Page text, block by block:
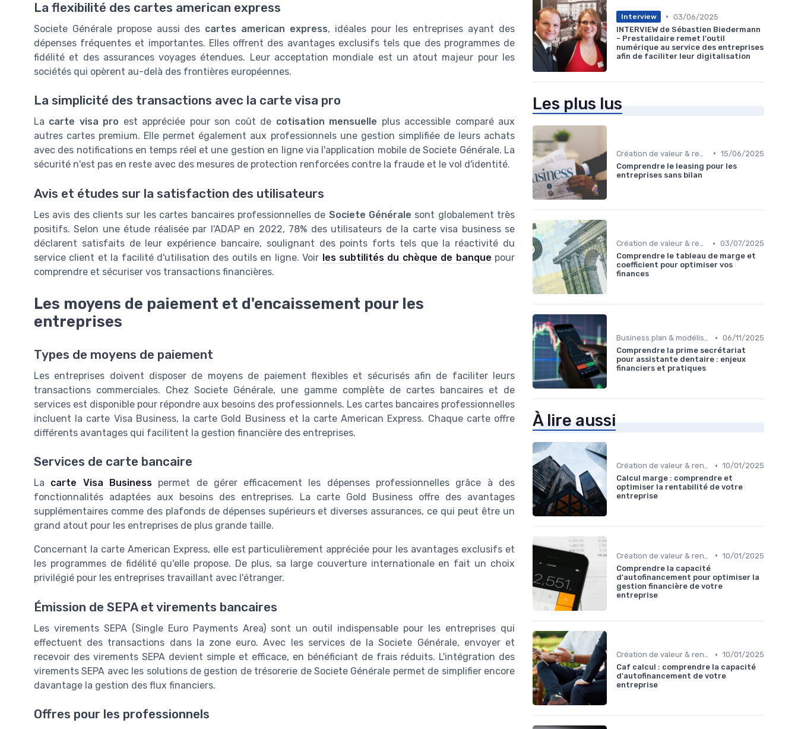
La flexibilité des cartes american express
Societe Générale propose aussi des cartes american express, idéales pour les entreprises ayant des
dépenses fréquentes et importantes. Elles offrent des avantages exclusifs tels que des programmes de
fidélité et des assurances voyages étendues. Leur acceptation mondiale est un atout majeur pour les
sociétés qui opèrent au-delà des frontières européennes.
La simplicité des transactions avec la carte visa pro
La carte visa pro est appréciée pour son coût de cotisation mensuelle plus accessible comparé aux
autres cartes premium. Elle permet également aux professionnels une gestion simplifiée de leurs achats
avec des notifications en temps réel et une gestion en ligne via l'application mobile de Societe Générale. La
sécurité n'est pas en reste avec des mesures de protection renforcées contre la fraude et le vol d'identité.
Avis et études sur la satisfaction des utilisateurs
Les avis des clients sur les cartes bancaires professionnelles de Societe Générale sont globalement très
positifs. Selon une étude réalisée par l'ADAP en 2022, 78% des utilisateurs de la carte visa business se
déclarent satisfaits de leur expérience bancaire, soulignant des points forts tels que la réactivité du
service client et la facilité d'utilisation des outils en ligne. Voir les subtilités du chèque de banque pour
comprendre et sécuriser vos transactions financières.
Les moyens de paiement et d'encaissement pour les
entreprises
Types de moyens de paiement
Les entreprises doivent disposer de moyens de paiement flexibles et sécurisés afin de faciliter leurs
transactions commerciales. Chez Societe Générale, une gamme complète de cartes bancaires et de
services est disponible pour répondre aux besoins des professionnels. Les cartes bancaires professionnelles
incluent la carte Visa Business, la carte Gold Business et la carte American Express. Chaque carte offre
différents avantages qui facilitent la gestion financière des entreprises.
Services de carte bancaire
La carte Visa Businesspermet de gérer efficacement les dépenses professionnelles grâce à des
fonctionnalités adaptées aux besoins des entreprises. La carte Gold Business offre des avantages
supplémentaires comme des plafonds de dépenses supérieurs et diverses assurances, ce qui peut être un
grand atout pour les entreprises de plus grande taille.
Concernant la carte American Express, elle est particulièrement appréciée pour les avantages exclusifs et
les programmes de fidélité qu'elle propose. De plus, sa large couverture internationale en fait un choix
privilégié pour les entreprises travaillant avec l'étranger.
Émission de SEPA et virements bancaires
Les virements SEPA (Single Euro Payments Area) sont un outil indispensable pour les entreprises qui
effectuent des transactions dans la zone euro. Avec les services de la Societe Générale, envoyer et
recevoir des virements SEPA devient simple et efficace, en bénéficiant de frais réduits. L'intégration des
virements SEPA avec les solutions de gestion de trésorerie de Societe Générale permet de simplifier encore
davantage la gestion des flux financiers.
Offres pour les professionnels
Interview • 03/06/2025
INTERVIEW de Sébastien Biedermann
- Prestalidaire remet l'outil
numérique au service des entreprises
afin de faciliter leur digitalisation
Les plus lus
• 15/06/2025
Comprendre le leasing pour les
entreprises sans bilan
Création de valeur & rentabilité • 03/07/2025
Comprendre le tableau de marge et
coefficient pour optimiser vos
finances
Business plan & modélisation financière • 06/11/2025
Comprendre la prime secrétariat
pour assistante dentaire : enjeux
financiers et pratiques
À lire aussi
Création de valeur & rentabilité • 10/01/2025
Calcul marge : comprendre et
optimiser la rentabilité de votre
entreprise
• 10/01/2025
Comprendre la capacité
d'autofinancement pour optimiser la
gestion financière de votre
entreprise
Création de valeur & rentabilité • 10/01/2025
Caf calcul : comprendre la capacité
d'autofinancement de votre
entreprise